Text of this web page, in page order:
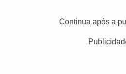
Continua após a